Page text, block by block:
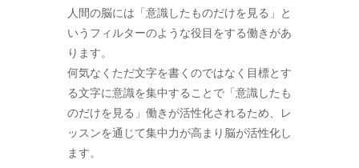
人間の脳には「意識したものだけを見る」と
いうフィルターのような役目をする働きがあ
ります。
何気なくただ文字を書くのではなく目標とす
る文字に意識を集中することで「意識したも
のだけを見る」働きが活性化されるため、レ
ッスンを通じて集中力が高まり脳が活性化し
ます。